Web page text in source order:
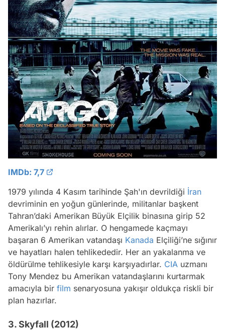
IMDb: 7,7
1979 yılında 4 Kasım tarihinde Şah'ın devrildiği İran
devriminin en yoğun günlerinde, militanlar başkent
Tahran’daki Amerikan Büyük Elçilik binasına girip 52
Amerikalı’yı rehin alırlar. O hengamede kaçmayı
başaran 6 Amerikan vatandaşı Kanada Elçiliği’ne sığınır
ve hayatları halen tehlikededir. Her an yakalanma ve
öldürülme tehlikesiyle karşı karşıyadırlar. CIA uzmanı
Tony Mendez bu Amerikan vatandaşlarını kurtarmak
amacıyla bir film senaryosuna yakışır oldukça riskli bir
plan hazırlar.
3. Skyfall (2012)